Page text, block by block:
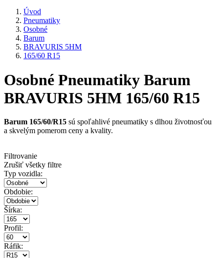
Úvod
Pneumatiky
Osobné
Barum
BRAVURIS 5HM
165/60 R15
Osobné Pneumatiky Barum
BRAVURIS 5HM 165/60 R15
Barum 165/60/R15 sú spoľahlivé pneumatiky s dlhou životnosťou
a skvelým pomerom ceny a kvality.
Filtrovanie
Zrušiť všetky filtre
Typ vozidla:
Obdobie:
Šírka:
Profil:
Ráfik: